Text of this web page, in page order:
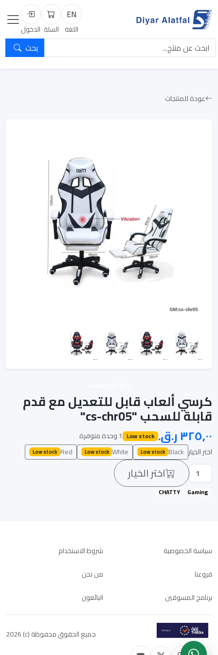
EN
اللغة
السلة
السلة
تسجيل
الدخول
بحث
عودة للمنتجات
كرسي ألعاب قابل للتعديل مع قدم
قابلة للسحب "cs-chr05"
Low stock 1 وحدة متوفرة
اختر الخيار Black
Low stock
White
Low stock
Red
Low stock
اختر الخيار
Gaming
CHATTY
سياسة الخصوصية
شروط الاستخدام
فروعنا
من نحن
برنامج المسوقين
البائعون
جميع الحقوق محفوظة (c) 2026